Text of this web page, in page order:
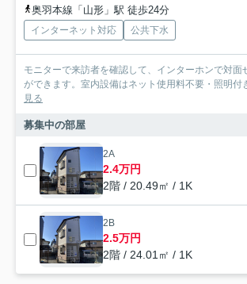
奥羽本線「山形」駅 徒歩24分
インターネット対応 公共下水
モニターで来訪者を確認して、インターホンで対面
ができます。室内設備はネット使用料不要・照明付
見る
募集中の部屋
2A
2.4万円
2階 / 20.49㎡ / 1K
2B
2.5万円
2階 / 24.01㎡ / 1K